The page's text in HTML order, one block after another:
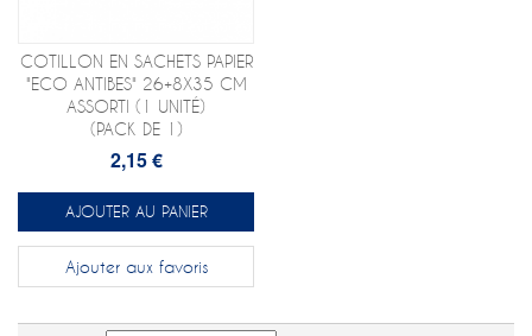
COTILLON EN SACHETS PAPIER
"ECO ANTIBES" 26+8X35 CM
ASSORTI (1 UNITÉ)
(PACK DE 1)
2,15 €
AJOUTER AU PANIER
Ajouter aux favoris